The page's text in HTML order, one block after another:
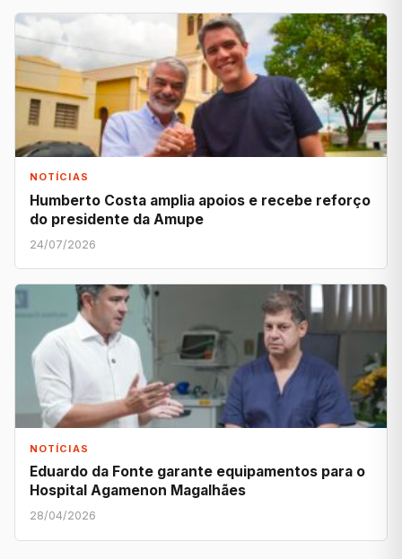
NOTÍCIAS
Humberto Costa amplia apoios e recebe reforço
do presidente da Amupe
24/07/2026
NOTÍCIAS
Eduardo da Fonte garante equipamentos para o
Hospital Agamenon Magalhães
28/04/2026